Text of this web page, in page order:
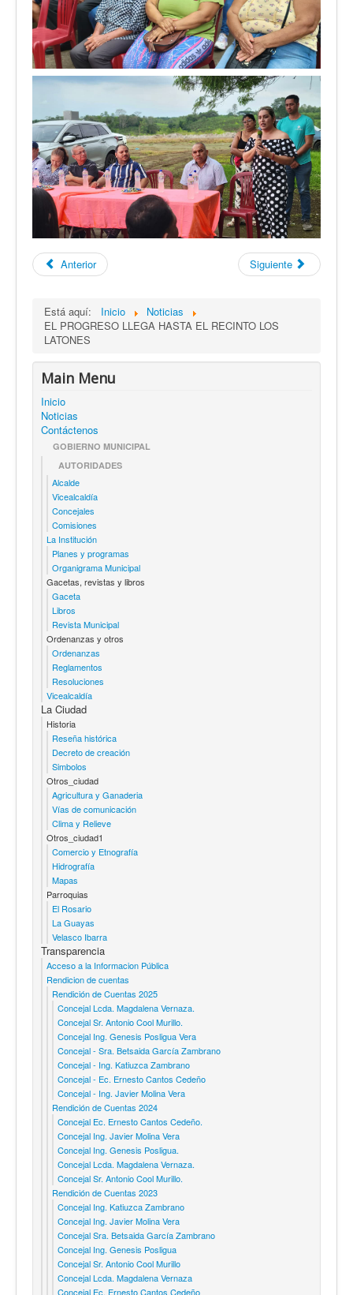
Anterior Siguiente
Está aquí: Inicio
Noticias
EL PROGRESO LLEGA HASTA EL RECINTO LOS
LATONES
Main Menu
Inicio
Noticias
Contáctenos
GOBIERNO MUNICIPAL
AUTORIDADES
Alcalde
Vicealcaldía
Concejales
Comisiones
La Institución
Planes y programas
Organigrama Municipal
Gacetas, revistas y libros
Gaceta
Libros
Revista Municipal
Ordenanzas y otros
Ordenanzas
Reglamentos
Resoluciones
Vicealcaldía
La Ciudad
Historia
Reseña histórica
Decreto de creación
Simbolos
Otros_ciudad
Agricultura y Ganaderia
Vías de comunicación
Clima y Relieve
Otros_ciudad1
Comercio y Etnografía
Hidrografía
Mapas
Parroquias
El Rosario
La Guayas
Velasco Ibarra
Transparencia
Acceso a la Informacion Pública
Rendicion de cuentas
Rendición de Cuentas 2025
Concejal Lcda. Magdalena Vernaza.
Concejal Sr. Antonio Cool Murillo.
Concejal Ing. Genesis Posligua Vera
Concejal - Sra. Betsaida García Zambrano
Concejal - Ing. Katiuzca Zambrano
Concejal - Ec. Ernesto Cantos Cedeño
Concejal - Ing. Javier Molina Vera
Rendición de Cuentas 2024
Concejal Ec. Ernesto Cantos Cedeño.
Concejal Ing. Javier Molina Vera
Concejal Ing. Genesis Posligua.
Concejal Lcda. Magdalena Vernaza.
Concejal Sr. Antonio Cool Murillo.
Rendición de Cuentas 2023
Concejal Ing. Katiuzca Zambrano
Concejal Ing. Javier Molina Vera
Concejal Sra. Betsaida García Zambrano
Concejal Ing. Genesis Posligua
Concejal Sr. Antonio Cool Murillo
Concejal Lcda. Magdalena Vernaza
Concejal Ec. Ernesto Cantos Cedeño